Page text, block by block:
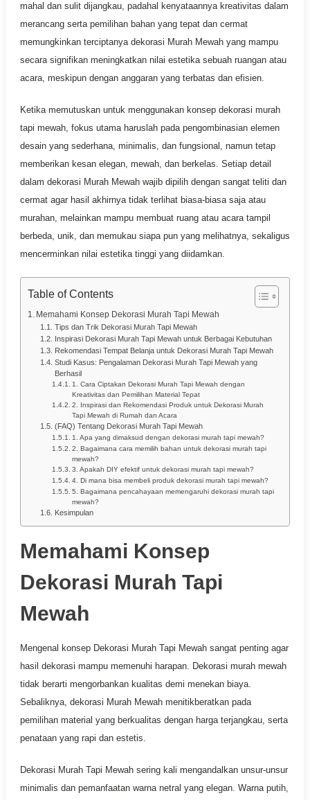
mahal dan sulit dijangkau, padahal kenyataannya kreativitas dalam
merancang serta pemilihan bahan yang tepat dan cermat
memungkinkan terciptanya dekorasi Murah Mewah yang mampu
secara signifikan meningkatkan nilai estetika sebuah ruangan atau
acara, meskipun dengan anggaran yang terbatas dan efisien.
Ketika memutuskan untuk menggunakan konsep dekorasi murah
tapi mewah, fokus utama haruslah pada pengombinasian elemen
desain yang sederhana, minimalis, dan fungsional, namun tetap
memberikan kesan elegan, mewah, dan berkelas. Setiap detail
dalam dekorasi Murah Mewah wajib dipilih dengan sangat teliti dan
cermat agar hasil akhirnya tidak terlihat biasa-biasa saja atau
murahan, melainkan mampu membuat ruang atau acara tampil
berbeda, unik, dan memukau siapa pun yang melihatnya, sekaligus
mencerminkan nilai estetika tinggi yang diidamkan.
Table of Contents
Memahami Konsep Dekorasi Murah Tapi Mewah
Tips dan Trik Dekorasi Murah Tapi Mewah
Inspirasi Dekorasi Murah Tapi Mewah untuk Berbagai Kebutuhan
Rekomendasi Tempat Belanja untuk Dekorasi Murah Tapi Mewah
Studi Kasus: Pengalaman Dekorasi Murah Tapi Mewah yang
Berhasil
1. Cara Ciptakan Dekorasi Murah Tapi Mewah dengan
Kreativitas dan Pemilihan Material Tepat
2. Inspirasi dan Rekomendasi Produk untuk Dekorasi Murah
Tapi Mewah di Rumah dan Acara
(FAQ) Tentang Dekorasi Murah Tapi Mewah
1. Apa yang dimaksud dengan dekorasi murah tapi mewah?
2. Bagaimana cara memilih bahan untuk dekorasi murah tapi
mewah?
3. Apakah DIY efektif untuk dekorasi murah tapi mewah?
4. Di mana bisa membeli produk dekorasi murah tapi mewah?
5. Bagaimana pencahayaan memengaruhi dekorasi murah tapi
mewah?
Kesimpulan
Memahami Konsep
Dekorasi Murah Tapi
Mewah
Mengenal konsep Dekorasi Murah Tapi Mewah sangat penting agar
hasil dekorasi mampu memenuhi harapan. Dekorasi murah mewah
tidak berarti mengorbankan kualitas demi menekan biaya.
Sebaliknya, dekorasi Murah Mewah menitikberatkan pada
pemilihan material yang berkualitas dengan harga terjangkau, serta
penataan yang rapi dan estetis.
Dekorasi Murah Tapi Mewah sering kali mengandalkan unsur-unsur
minimalis dan pemanfaatan warna netral yang elegan. Warna putih,